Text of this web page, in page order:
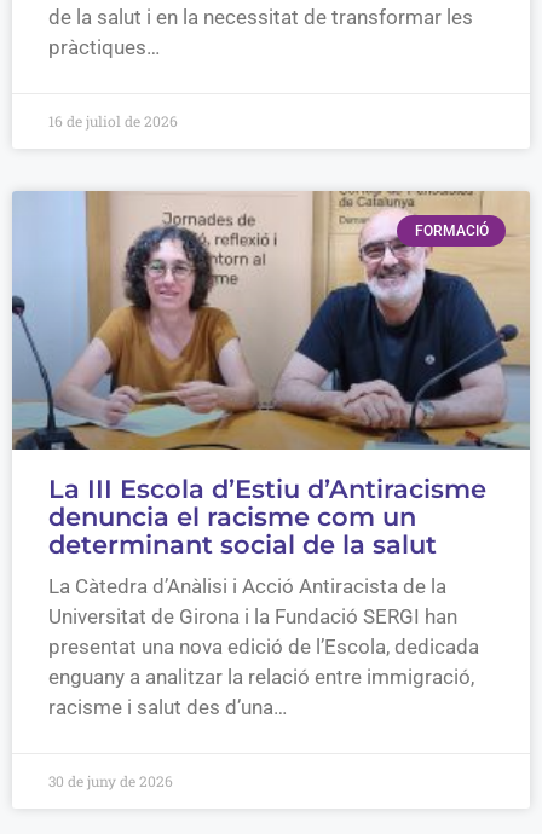
de la salut i en la necessitat de transformar les
pràctiques…
16 de juliol de 2026
FORMACIÓ
La III Escola d’Estiu d’Antiracisme
denuncia el racisme com un
determinant social de la salut
La Càtedra d’Anàlisi i Acció Antiracista de la
Universitat de Girona i la Fundació SERGI han
presentat una nova edició de l’Escola, dedicada
enguany a analitzar la relació entre immigració,
racisme i salut des d’una…
30 de juny de 2026